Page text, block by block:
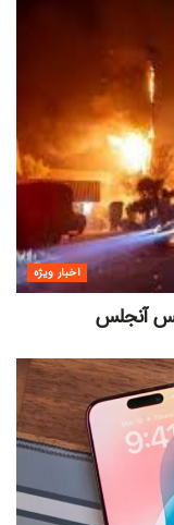
اخبار ویژه
لس آنجلس